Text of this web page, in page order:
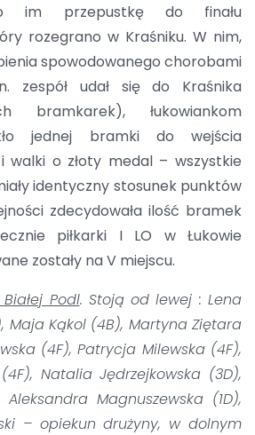
im przepustkę do finału
rozegrano w Kraśniku. W nim,
spowodowanego chorobami
zespół udał się do Kraśnika
bramkarek), łukowiankom
jednej bramki do wejścia
i walki o złoty medal – wszystkie
identyczny stosunek punktów
zdecydowała ilość bramek
piłkarki I LO w Łukowie
zostały na V miejscu.
Podl. Stoją od lewej : Lena
Maja Kąkol (4B), Martyna Ziętara
(4F), Patrycja Milewska (4F),
Natalia Jędrzejkowska (3D),
Magnuszewska (1D),
– opiekun drużyny, w dolnym